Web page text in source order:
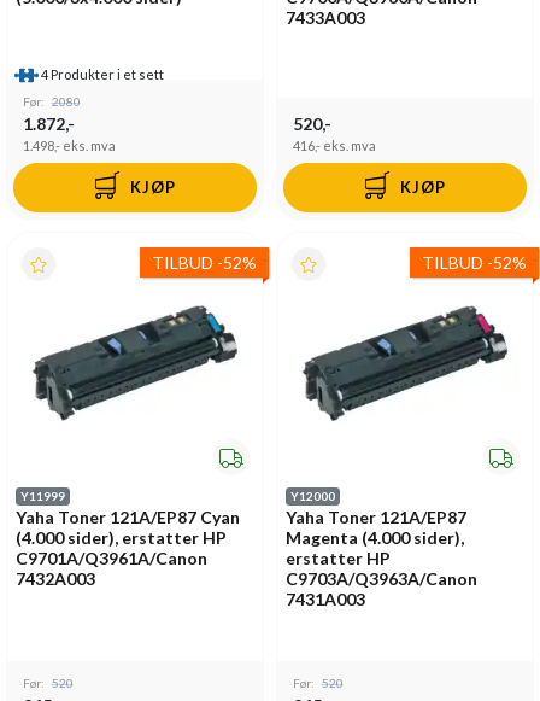
4 Produkter i et sett
Før: 2080
1.872,-
1.498,- eks. mva
KJØP
7433A003
520,-
416,- eks. mva
KJØP
TILBUD -52%
Y11999
Yaha Toner 121A/EP87 Cyan
(4.000 sider), erstatter HP
C9701A/Q3961A/Canon
7432A003
Før: 520
TILBUD -52%
Y12000
Yaha Toner 121A/EP87
Magenta (4.000 sider),
erstatter HP
C9703A/Q3963A/Canon
7431A003
Før: 520